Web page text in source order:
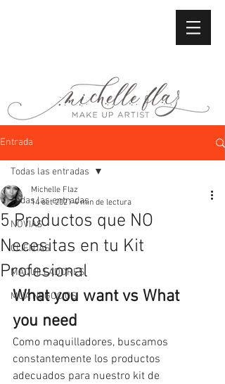
Entrada
Todas las entradas
NOVIAS
CLIENTAS
MAQUILLADORES
MUA NEGOCIOS
Todas las entradas
5 Productos que NO
Necesitas en tu Kit
Profesional
Michelle Flaz
14 oct 2021 4 min de lectura
What you want vs What
you need
Como maquilladores, buscamos
constantemente los productos
adecuados para nuestro kit de